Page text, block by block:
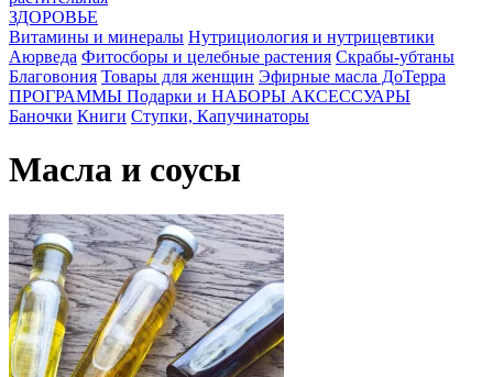
ЗДОРОВЬЕ
Витамины и минералы Нутрициология и нутрицевтики
Аюрведа Фитосборы и целебные растения Скрабы-убтаны
Благовония Товары для женщин Эфирные масла ДоТерра
ПРОГРАММЫ Подарки и НАБОРЫ АКСЕССУАРЫ
Баночки Книги Ступки, Капучинаторы
Масла и соусы